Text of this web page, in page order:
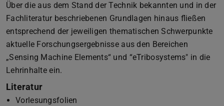
Über die aus dem Stand der Technik bekannten und in der
Fachliteratur beschriebenen Grundlagen hinaus fließen
entsprechend der jeweiligen thematischen Schwerpunkte
aktuelle Forschungsergebnisse aus den Bereichen
„Sensing Machine Elements“ und “eTribosystems" in die
Lehrinhalte ein.
Literatur
Vorlesungsfolien